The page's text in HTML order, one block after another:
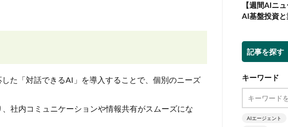
た「対話できるAI」を導入することで、個別のニーズ
、社内コミュニケーションや情報共有がスムーズにな
【週間AIニ
AI基盤投資
記事を探す
キーワード
AIエージェント